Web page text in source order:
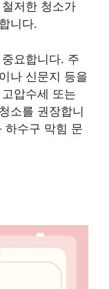
저한 청소가
니다.
요합니다. 주
나 신문지 등을
압수세 또는
소를 권장합니
하수구 막힘 문